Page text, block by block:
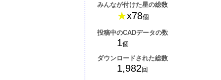
みんなが付けた星の総数
★x78個
投稿中のCADデータの数
1個
ダウンロードされた総数
1,982回